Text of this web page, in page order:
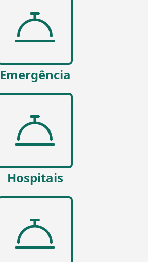
Emergência
Hospitais